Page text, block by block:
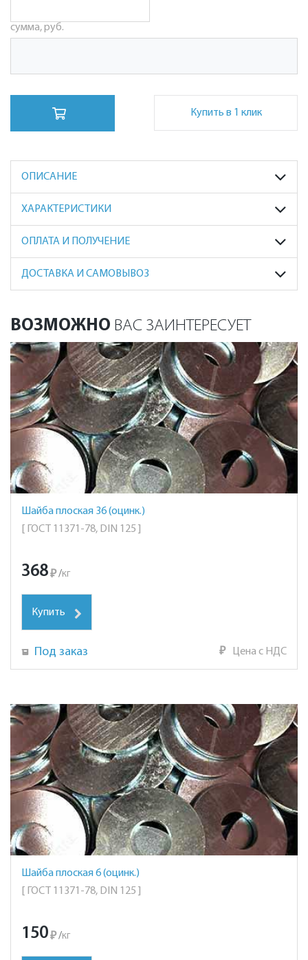
сумма, руб.
Купить в 1 клик
ОПИСАНИЕ
ХАРАКТЕРИСТИКИ
ОПЛАТА И ПОЛУЧЕНИЕ
ДОСТАВКА И САМОВЫВОЗ
ВОЗМОЖНО ВАС ЗАИНТЕРЕСУЕТ
Шайба плоская 36 (оцинк.)
[ ГОСТ 11371-78, DIN 125 ]
368₽ /кг
Купить
Под заказ ₽ Цена с НДС
Шайба плоская 6 (оцинк.)
[ ГОСТ 11371-78, DIN 125 ]
150₽ /кг